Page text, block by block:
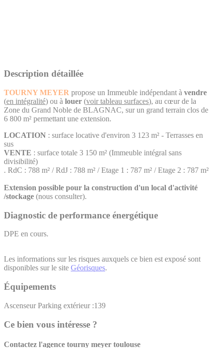
Description détaillée
TOURNY MEYER propose un Immeuble indépendant à vendre
(en intégralité) ou à louer (voir tableau surfaces), au cœur de la
Zone du Grand Noble de BLAGNAC, sur un grand terrain clos de
6 800 m² permettant une extension.
LOCATION : surface locative d'environ 3 123 m² - Terrasses en
sus
VENTE : surface totale 3 150 m² (Immeuble intégral sans
divisibilité)
. RdC : 788 m² / RdJ : 788 m² / Etage 1 : 787 m² / Etage 2 : 787 m²
Extension possible pour la construction d'un local d'activité
/stockage (nous consulter).
Diagnostic de performance énergétique
DPE en cours.
Les informations sur les risques auxquels ce bien est exposé sont
disponibles sur le site Géorisques.
Équipements
Ascenseur Parking extérieur :139
Ce bien vous intéresse ?
Contactez l'agence tourny meyer toulouse